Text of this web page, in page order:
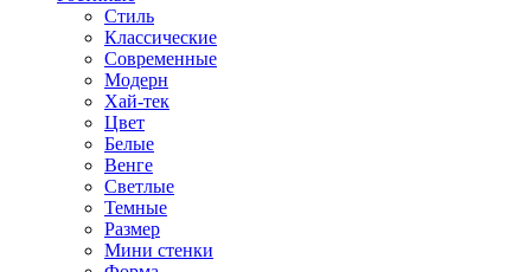
Стиль
Классические
Современные
Модерн
Хай-тек
Цвет
Белые
Венге
Светлые
Темные
Размер
Мини стенки